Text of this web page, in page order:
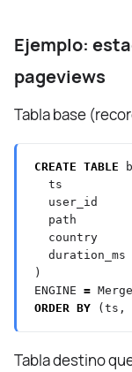
Ejemplo:
pageviews
Tabla base
CREATE TABLE
ts
user_id
path
country
duration_ms
)
ENGINE =
ORDER BY (ts,
Tabla destino